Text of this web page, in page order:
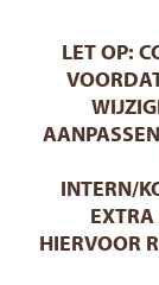
LET OP:
INTERN/
HIERVOOR